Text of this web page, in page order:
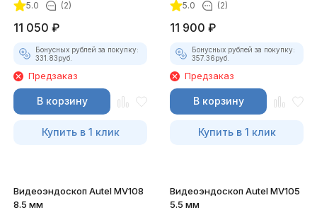
5.0 (2)
11 050 ₽
Бонусных рублей за покупку:
331.83руб.
Предзаказ
В корзину
Купить в 1 клик
5.0 (2)
11 900 ₽
Бонусных рублей за покупку:
357.36руб.
Предзаказ
В корзину
Купить в 1 клик
Видеоэндоскоп Autel MV108
8.5 мм
Видеоэндоскоп Autel MV105
5.5 мм